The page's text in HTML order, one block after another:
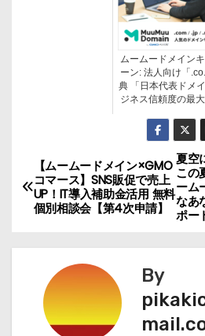
ムームードメイン
ーン: 法人向け「
典 「日本代表ドメ
ジネス信頼度の最大
投
稿
ゲ
夏空
この
ーム
なあ
ポー
【ムームードメイン×GMO
コマース】SNS販促で売上
UP！IT導入補助金活用 無料
個別相談会【第4次申請】
By